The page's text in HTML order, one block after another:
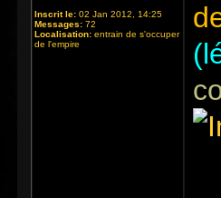
Inscrit le: 02 Jan 2012, 14:25
Messages: 72
Localisation: entrain de s'occuper
de l'empire